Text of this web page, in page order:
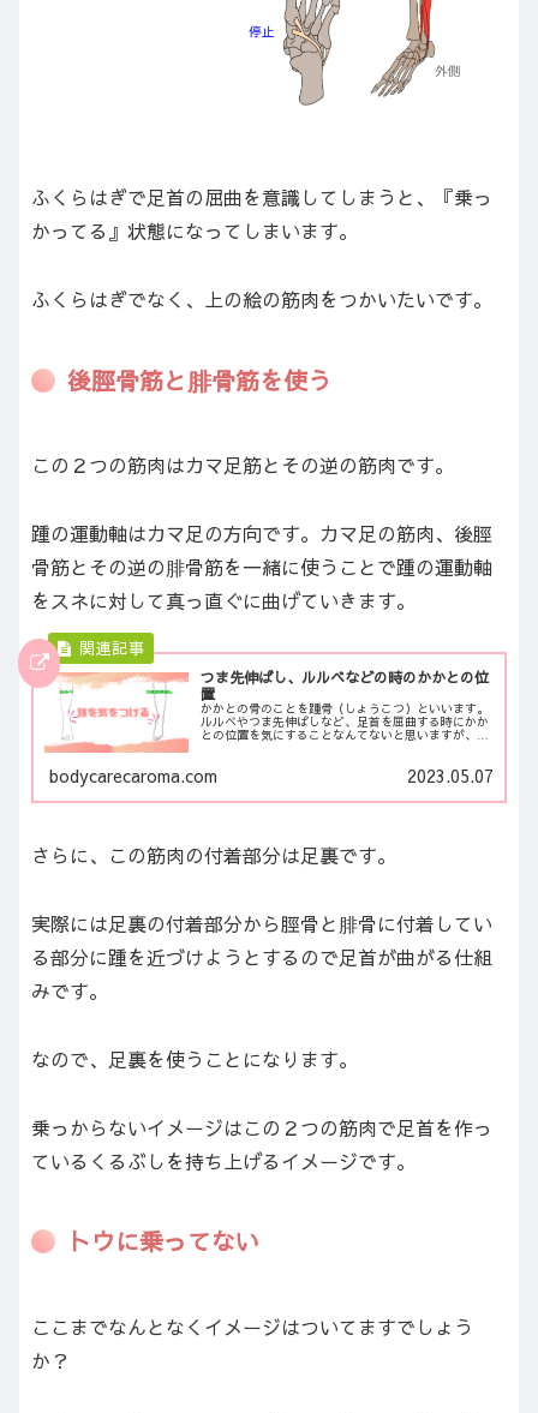
ふくらはぎで足首の屈曲を意識してしまうと、『乗っ
かってる』状態になってしまいます。
ふくらはぎでなく、上の絵の筋肉をつかいたいです。
後脛骨筋と腓骨筋を使う
この２つの筋肉はカマ足筋とその逆の筋肉です。
踵の運動軸はカマ足の方向です。カマ足の筋肉、後脛
骨筋とその逆の腓骨筋を一緒に使うことで踵の運動軸
をスネに対して真っ直ぐに曲げていきます。
つま先伸ばし、ルルベなどの時のかかとの位
置
かかとの骨のことを踵骨（しょうこつ）といいます。
ルルベやつま先伸ばしなど、足首を屈曲する時にかか
との位置を気にすることなんてないと思いますが、ち
bodycarecaroma.com 2023.05.07
さらに、この筋肉の付着部分は足裏です。
実際には足裏の付着部分から脛骨と腓骨に付着してい
る部分に踵を近づけようとするので足首が曲がる仕組
みです。
なので、足裏を使うことになります。
乗っからないイメージはこの２つの筋肉で足首を作っ
ているくるぶしを持ち上げるイメージです。
トウに乗ってない
ここまでなんとなくイメージはついてますでしょう
か？